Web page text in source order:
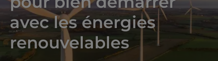
avec les énergies
renouvelables